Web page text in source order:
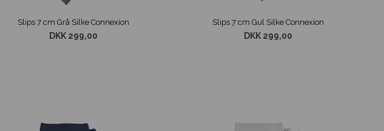
Slips 7 cm Grå Silke Connexion
DKK 299,00
Slips 7 cm Gul Silke Connexion
DKK 299,00